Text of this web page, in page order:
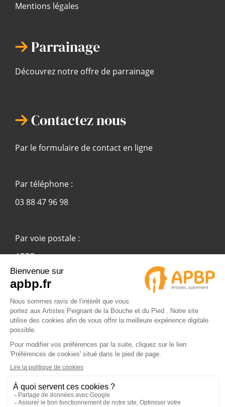
Mentions légales
Parrainage
Découvrez notre offre de parrainage
Contactez nous
Par le formulaire de contact en ligne
Par téléphone :
03 88 47 96 98
Par voie postale :
APBP
37 route Ecospace - Molsheim
67955 Strasbourg Cedex 9